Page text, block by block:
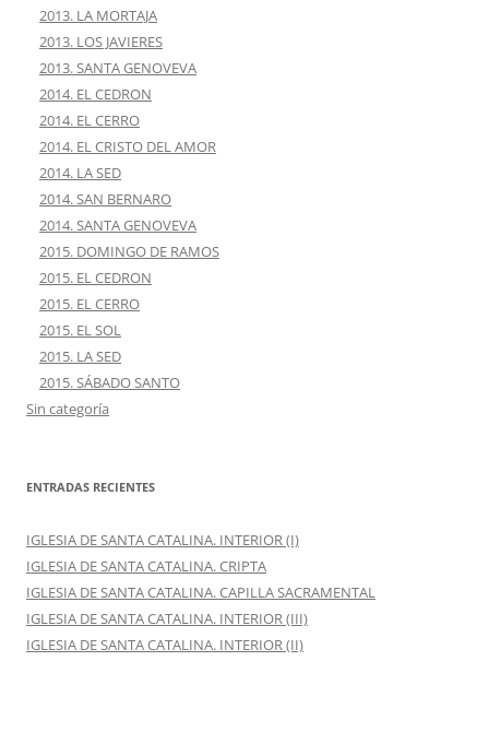
2013. LA MORTAJA
2013. LOS JAVIERES
2013. SANTA GENOVEVA
2014. EL CEDRON
2014. EL CERRO
2014. EL CRISTO DEL AMOR
2014. LA SED
2014. SAN BERNARO
2014. SANTA GENOVEVA
2015. DOMINGO DE RAMOS
2015. EL CEDRON
2015. EL CERRO
2015. EL SOL
2015. LA SED
2015. SÁBADO SANTO
Sin categoría
ENTRADAS RECIENTES
IGLESIA DE SANTA CATALINA. INTERIOR (I)
IGLESIA DE SANTA CATALINA. CRIPTA
IGLESIA DE SANTA CATALINA. CAPILLA SACRAMENTAL
IGLESIA DE SANTA CATALINA. INTERIOR (III)
IGLESIA DE SANTA CATALINA. INTERIOR (II)